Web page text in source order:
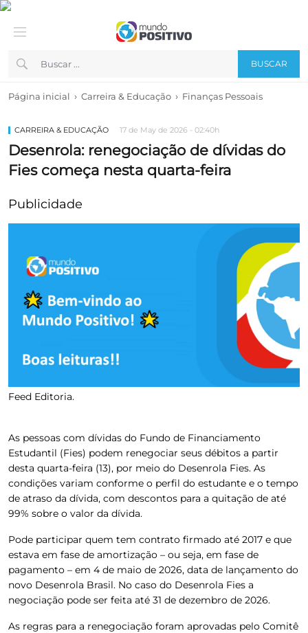
BUSCAR
Página inicial › Carreira & Educação › Finanças Pessoais
CARREIRA & EDUCAÇÃO 17 de May de 2026 - 02:40h
Desenrola: renegociação de dívidas do
Fies começa nesta quarta-feira
Publicidade
Feed Editoria.
As pessoas com dívidas do Fundo de Financiamento
Estudantil (Fies) podem renegociar seus débitos a partir
desta quarta-feira (13), por meio do Desenrola Fies. As
condições variam conforme o perfil do estudante e o tempo
de atraso da dívida, com descontos para a quitação de até
99% sobre o valor da dívida.
Pode participar quem tem contrato firmado até 2017 e que
estava em fase de amortização – ou seja, em fase de
pagamento – em 4 de maio de 2026, data de lançamento do
novo Desenrola Brasil. No caso do Desenrola Fies a
negociação pode ser feita até 31 de dezembro de 2026.
As regras para a renegociação foram aprovadas pelo Comitê